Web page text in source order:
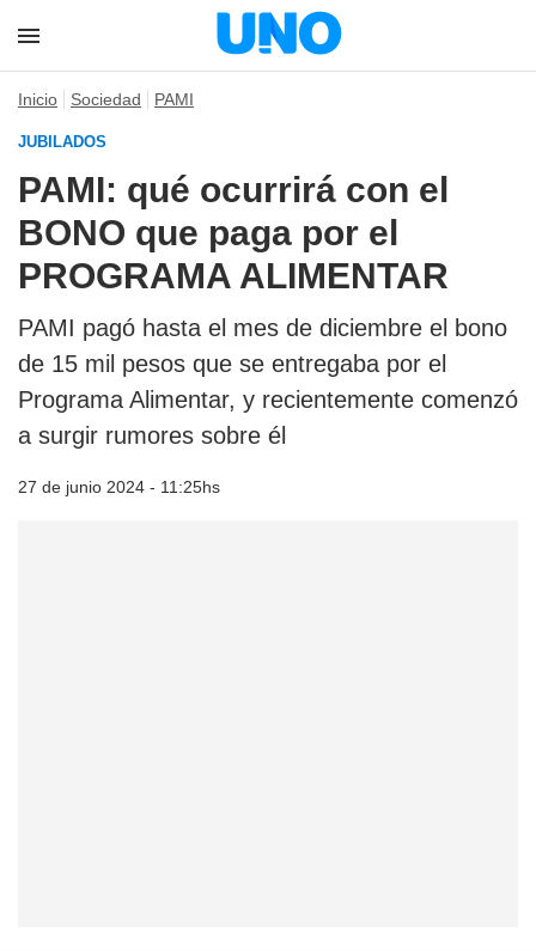
Inicio Sociedad PAMI
JUBILADOS
PAMI: qué ocurrirá con el
BONO que paga por el
PROGRAMA ALIMENTAR
PAMI pagó hasta el mes de diciembre el bono
de 15 mil pesos que se entregaba por el
Programa Alimentar, y recientemente comenzó
a surgir rumores sobre él
27 de junio 2024 - 11:25hs